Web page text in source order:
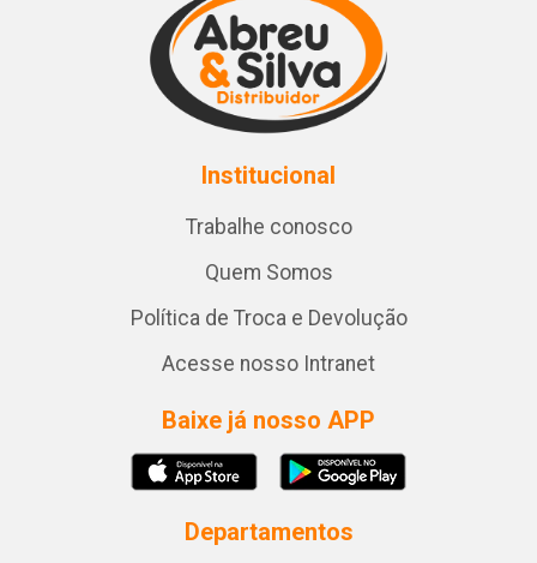
Institucional
Trabalhe conosco
Quem Somos
Política de Troca e Devolução
Acesse nosso Intranet
Baixe já nosso APP
Departamentos